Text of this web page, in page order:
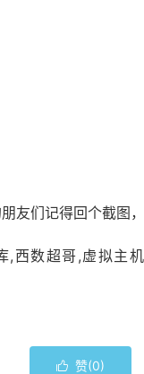
友们记得回个截图，
,西数超哥,虚拟主
 赞(0)